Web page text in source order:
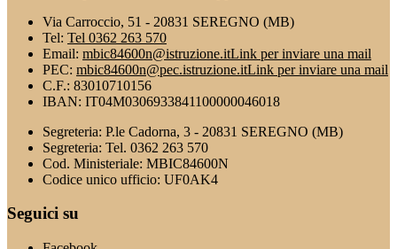
Via Carroccio, 51 - 20831 SEREGNO (MB)
Tel: Tel 0362 263 570
Email: mbic84600n@istruzione.itLink per inviare una mail
PEC: mbic84600n@pec.istruzione.itLink per inviare una mail
C.F.: 83010710156
IBAN: IT04M0306933841100000046018
Segreteria: P.le Cadorna, 3 - 20831 SEREGNO (MB)
Segreteria: Tel. 0362 263 570
Cod. Ministeriale: MBIC84600N
Codice unico ufficio: UF0AK4
Seguici su